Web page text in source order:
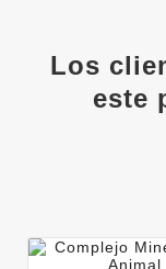
Los
este